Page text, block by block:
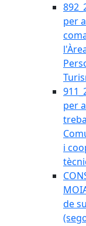
per
per
i
de